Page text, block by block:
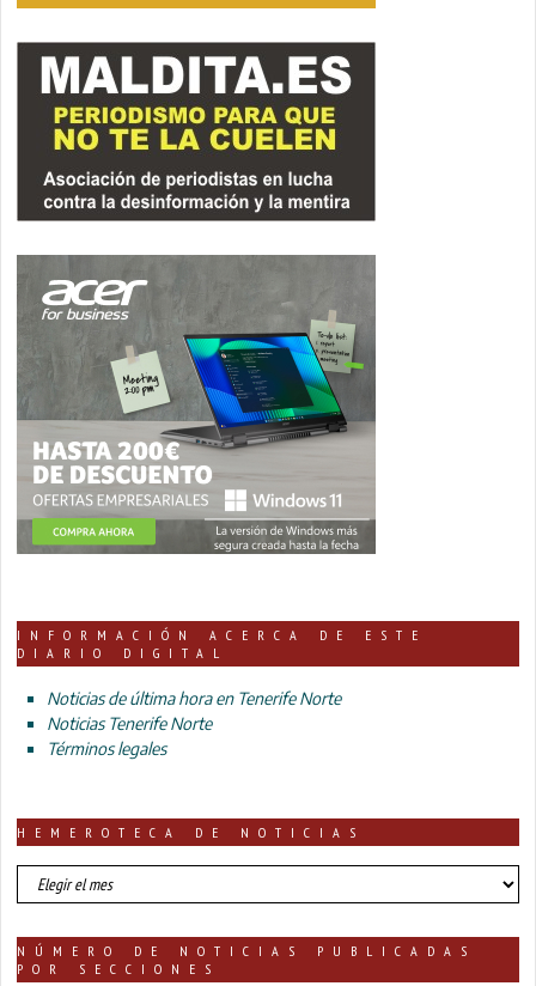
INFORMACIÓN ACERCA DE ESTE
DIARIO DIGITAL
Noticias de última hora en Tenerife Norte
Noticias Tenerife Norte
Términos legales
HEMEROTECA DE NOTICIAS
HEMEROTECA
DE
NÚMERO DE NOTICIAS PUBLICADAS
POR SECCIONES